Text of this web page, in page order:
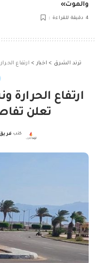
والموت»
4 دقيقة للقراءة
ترند الشرق > اخبار > ارتفاع
ارتفاع الحرارة
تعلن
Posted
كتب